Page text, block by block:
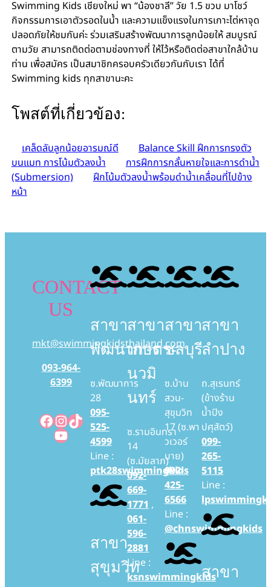
Swimming Kids เชียงใหม่ พา “น้องชาลี” วัย 1.5 ขวบ มาโชว์
กิจกรรมการเอาตัวรอดในน้ำ และความแข็งแรงในการเกาะไต่หาจุด
ปลอดภัยให้ชมกันค่ะ ร่วมเสริมสร้างพัฒนาการลูกน้อยให้ สมบูรณ์
ตามวัย สามารถติดต่อตามช่องทางที่ ให้ไว้หรือติดต่อสาขาใกล้บ้าน
ท่าน เพื่อสมัคร เป็นสมาชิกครอบครัวเดียวกันกับเรา ได้ที่
Swimming kids ทุกสาขานะคะ
โพสต์ที่เกี่ยวข้อง:
เคล็ดลับลูกน้อยอารมณ์ดี
Balance Skill ฝึกการทรงตัว
บนแมท การโน้มตัวลงน้ำ
การฝึกการกลั้นหายใจและการดำน้ำ
(Submersion)
ฝึกโน้มตัวลงน้ำพร้อมดำน้ำเคลื่อนที่ไปข้าง
หน้า
CONTACT
US
mkt@swimmingkidsthailand.com
093-964-
6399
Facebook
Instagram
TikTok
YouTube
สาขา
พัฒนาการ
ซ.พัฒนาการ
28
095-
525-
4599
Line :
ptk28swimmingkids
สาขา
สุขุมวิท
สาขา
เกษตร-
นวมิ
นทร์
ซ.รามอินทรา
14
(ซ.มัยลาภ)
092-
669-
1771,
061-
596-
2881
Line :
ksnswimmingkids
สาขา
ชลบุรี
ซ.บ้าน
สวน-
สุขุมวิท
17 (ซ.พา
วเวอร์
บาย)
092-
425-
6566
Line :
@chnswimmingkids
สาขา
ลำปาง
ถ.สุเรนทร์
(ข้างร้าน
น้ำปิง
ปศุสัตว์)
099-
265-
5115
Line :
สาขา